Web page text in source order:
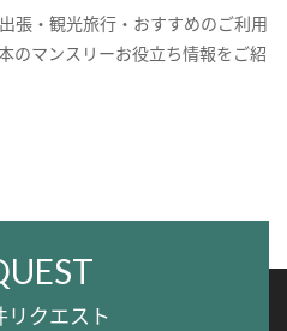
張・観光旅行・おすすめのご利用
のマンスリーお役立ち情報をご紹
リクエスト